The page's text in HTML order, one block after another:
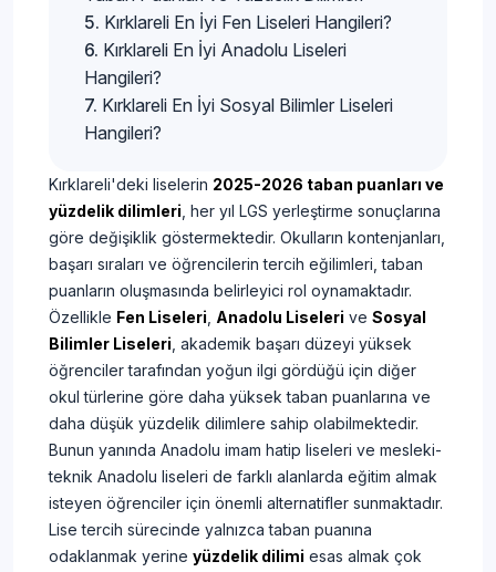
Kırklareli En İyi Fen Liseleri Hangileri?
Kırklareli En İyi Anadolu Liseleri
Hangileri?
Kırklareli En İyi Sosyal Bilimler Liseleri
Hangileri?
Kırklareli'deki liselerin 2025-2026 taban puanları ve
yüzdelik dilimleri , her yıl LGS yerleştirme sonuçlarına
göre değişiklik göstermektedir. Okulların kontenjanları,
başarı sıraları ve öğrencilerin tercih eğilimleri, taban
puanların oluşmasında belirleyici rol oynamaktadır.
Özellikle Fen Liseleri Anadolu Liseleri ve Sosyal
Bilimler Liseleri , akademik başarı düzeyi yüksek
öğrenciler tarafından yoğun ilgi gördüğü için diğer
okul türlerine göre daha yüksek taban puanlarına ve
daha düşük yüzdelik dilimlere sahip olabilmektedir.
Bunun yanında Anadolu imam hatip liseleri ve mesleki-
teknik Anadolu liseleri de farklı alanlarda eğitim almak
isteyen öğrenciler için önemli alternatifler sunmaktadır.
Lise tercih sürecinde yalnızca taban puanına
odaklanmak yerine yüzdelik dilimi esas almak çok